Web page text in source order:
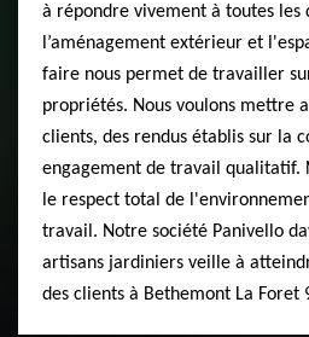
à répondre vivement à toutes les
l’aménagement extérieur et
faire nous permet de travailler
propriétés. Nous voulons mettre
clients, des rendus établis sur la
engagement de travail qualitatif.
le respect total de
travail. Notre société Panivello
artisans jardiniers veille à
des clients à Bethemont La Foret